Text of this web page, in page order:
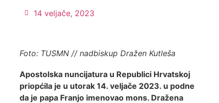
14 veljače, 2023
Foto: TUSMN // nadbiskup Dražen Kutleša
Apostolska nuncijatura u Republici Hrvatskoj
priopćila je u utorak 14. veljače 2023. u podne
da je papa Franjo imenovao mons. Dražena